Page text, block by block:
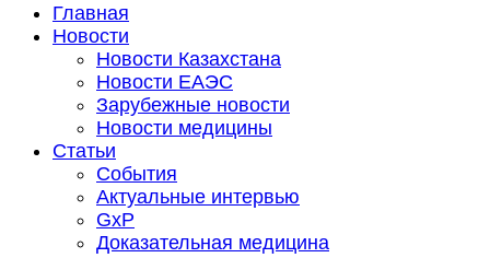
Главная
Новости
Новости Казахстана
Новости ЕАЭС
Зарубежные новости
Новости медицины
Статьи
События
Актуальные интервью
GxP
Доказательная медицина